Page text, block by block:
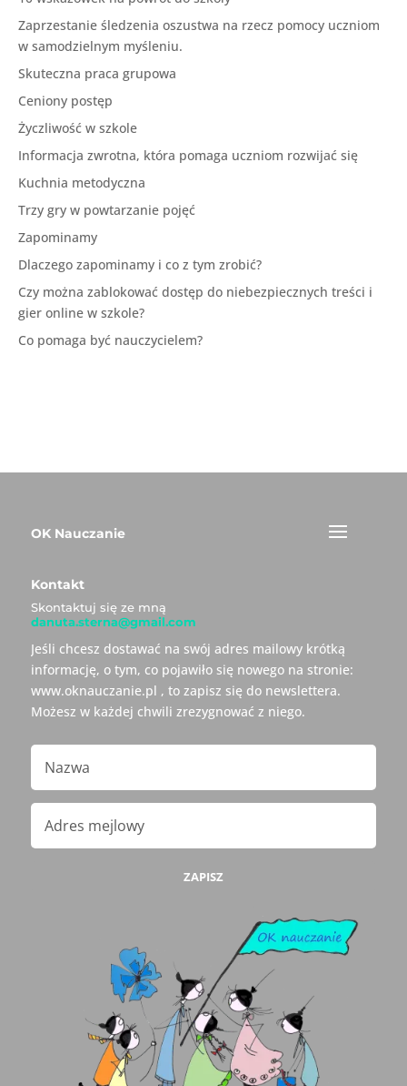
Zaprzestanie śledzenia oszustwa na rzecz pomocy uczniom
w samodzielnym myśleniu.
Skuteczna praca grupowa
Ceniony postęp
Życzliwość w szkole
Informacja zwrotna, która pomaga uczniom rozwijać się
Kuchnia metodyczna
Trzy gry w powtarzanie pojęć
Zapominamy
Dlaczego zapominamy i co z tym zrobić?
Czy można zablokować dostęp do niebezpiecznych treści i
gier online w szkole?
Co pomaga być nauczycielem?
OK Nauczanie
Kontakt
Skontaktuj się ze mną
danuta.sterna@gmail.com
Jeśli chcesz dostawać na swój adres mailowy krótką
informację, o tym, co pojawiło się nowego na stronie:
www.oknauczanie.pl , to zapisz się do newslettera.
Możesz w każdej chwili zrezygnować z niego.
ZAPISZ